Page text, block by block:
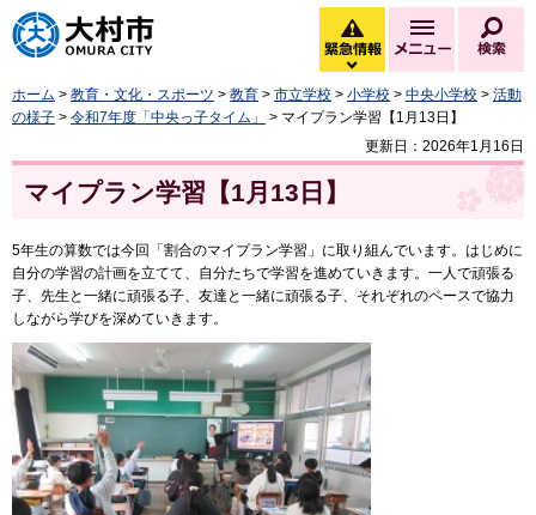
大村市
緊急情報
緊急情報を開く
メニュー
ホーム > 教育・文化・スポーツ > 教育 > 市立学校 > 小学校 > 中央小学校 > 活動
の様子 > 令和7年度「中央っ子タイム」
> マイプラン学習【1月13日】
更新日：2026年1月16日
マイプラン学習【1月13日】
5年生の算数では今回「割合のマイプラン学習」に取り組んでいます。はじめに
自分の学習の計画を立てて、自分たちで学習を進めていきます。一人で頑張る
子、先生と一緒に頑張る子、友達と一緒に頑張る子、それぞれのペースで協力
しながら学びを深めていきます。